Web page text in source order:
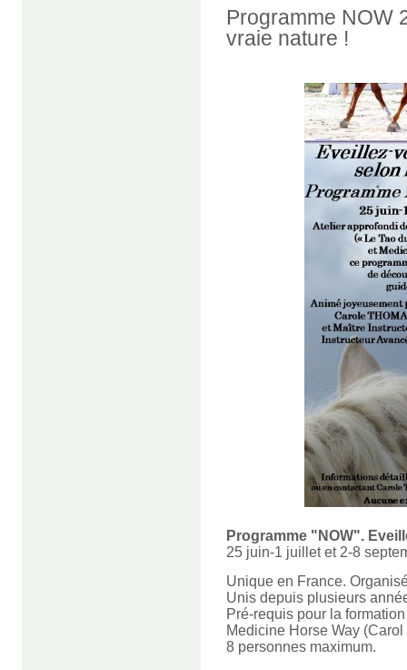
Programme NOW
vraie nature !
Programme "NOW".
25 juin-1 juillet et 2-8
Unique en France.
Unis depuis plusieurs
Pré-requis pour la
Medicine Horse Way
8 personnes maximum.